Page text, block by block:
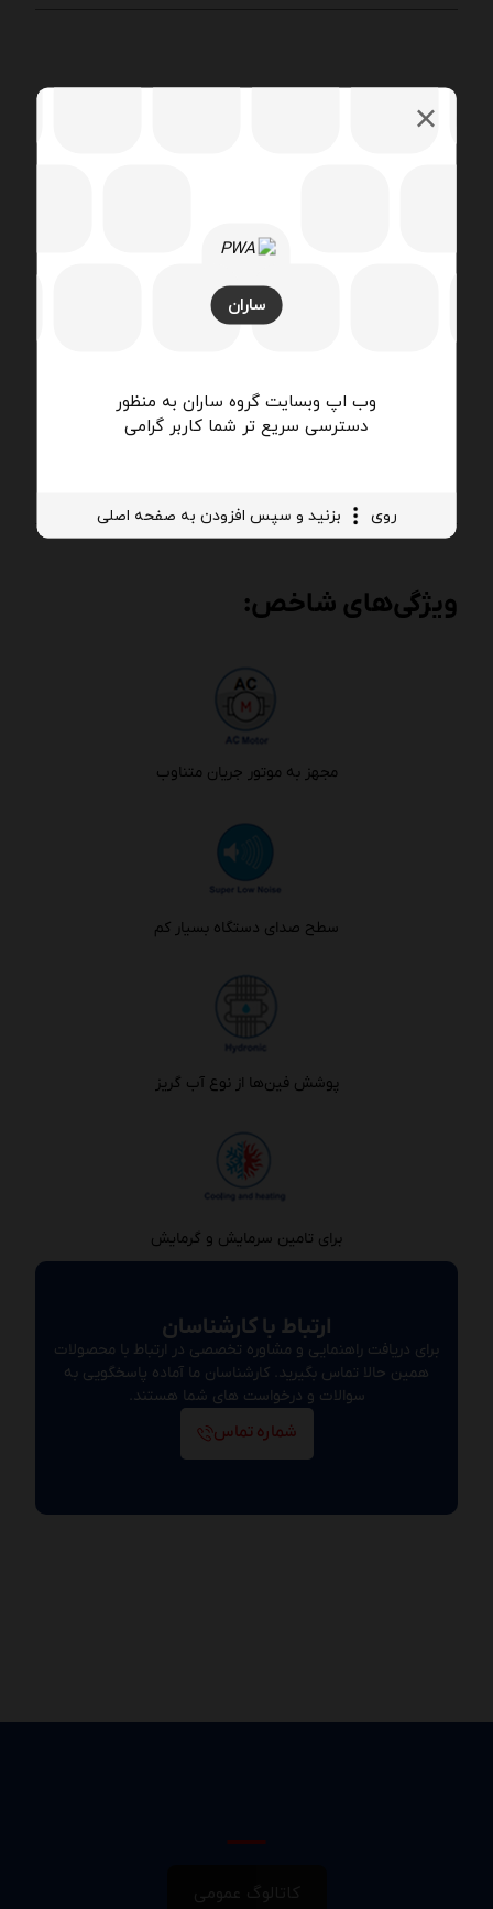
ساران
وب اپ وبسایت گروه ساران به منظور
دسترسی سریع تر شما کاربر گرامی
روی بزنید و سپس افزودن به صفحه اصلی
ویژگی‌های فیزیکی و عملکردی :
کویل دو لوله‌ای ( کویل سرمایی، گرمایشی و مشترک)
استاتیکی و دینامیکی با کارکردی بسیار آرام و کم صدا
ظرفیت سرمایشی ۱.۲۵kW تا ۹.۴۹kW
ویژگی‌های شاخص:
مجهز به موتور جریان متناوب
سطح صدای دستگاه بسیار کم
پوشش فین‌ها از نوع آب گریز
برای تامین سرمایش و گرمایش
ارتباط با کارشناسان
برای دریافت راهنمایی و مشاوره تخصصی در ارتباط با محصولات
همین حالا تماس بگیرید. کارشناسان ما آماده پاسخگویی به
سوالات و درخواست های شما هستند.
شماره تماس
کاتالوگ عمومی